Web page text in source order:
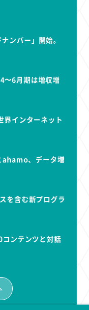
ンバー」開始。
〜6月期は増収増
界インターネット
ahamo、データ増
を含む新プログラ
コンテンツと対話